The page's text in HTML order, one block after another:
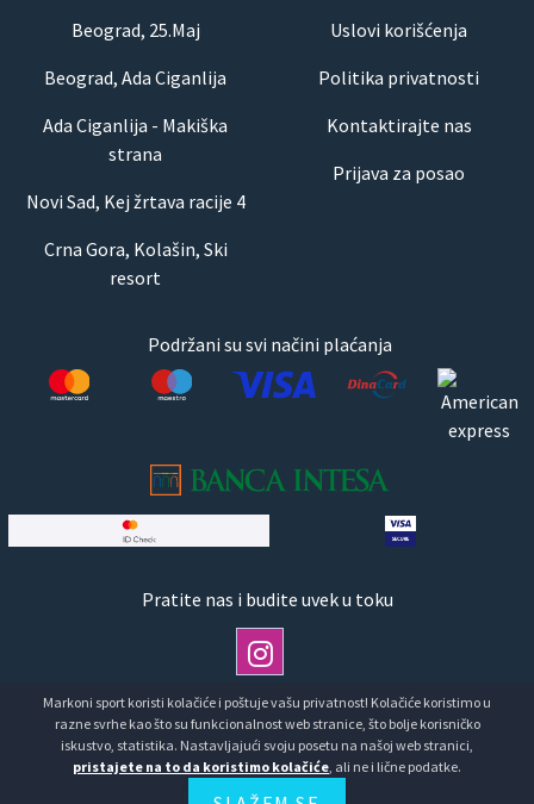
Beograd, 25.Maj
Beograd, Ada Ciganlija
Ada Ciganlija - Makiška
strana
Novi Sad, Kej žrtava racije 4
Crna Gora, Kolašin, Ski
resort
Uslovi korišćenja
Politika privatnosti
Kontaktirajte nas
Prijava za posao
Podržani su svi načini plaćanja
Pratite nas i budite uvek u toku
Copyright © Markoni Sport doo Markoni sport.Sva prava
zadržana
Markoni sport koristi kolačiće i poštuje vašu privatnost! Kolačiće koristimo u
razne svrhe kao što su funkcionalnost web stranice, što bolje korisničko
iskustvo, statistika. Nastavljajući svoju posetu na našoj web stranici,
pristajete na to da koristimo kolačiće, ali ne i lične podatke.